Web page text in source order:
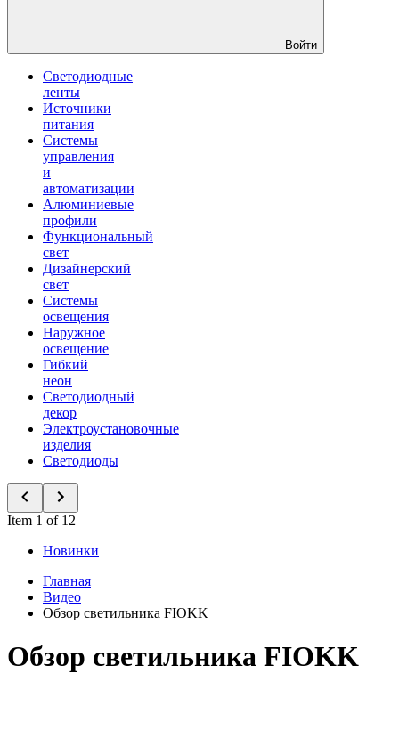
Войти
Светодиодные
ленты
Источники
питания
Системы
управления
и
автоматизации
Алюминиевые
профили
Функциональный
свет
Дизайнерский
свет
Системы
освещения
Наружное
освещение
Гибкий
неон
Светодиодный
декор
Электроустановочные
изделия
Светодиоды
Item 1 of 12
Новинки
Главная
Видео
Обзор светильника FIOKK
Обзор светильника FIOKK